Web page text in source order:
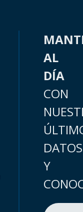
AL
DÍA
CON
DATOS
Y